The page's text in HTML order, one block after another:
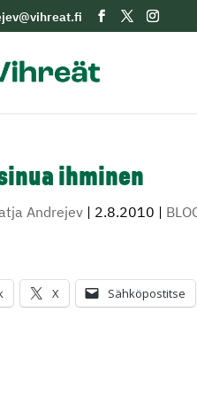
ihminen
Andrejev | 2.8.2010 |
X Sähköpostitse